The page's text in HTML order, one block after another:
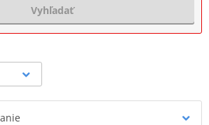
Vyhľadať